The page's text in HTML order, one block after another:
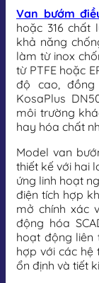
Van bướm
hoặc 316
khả năng
làm từ inox
từ PTFE hoặc
độ cao,
KosaPlus
môi trường
hay hóa chất
Model van
thiết kế với hai
ứng linh hoạt
điện tích hợp
mở chính xác
động hóa
hoạt động liên
hợp với các hệ
ổn định và tiết